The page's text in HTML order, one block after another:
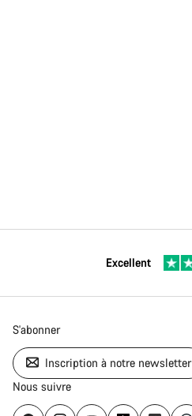
Excellent
S'abonner
Inscription à notre newsletter
Nous suivre